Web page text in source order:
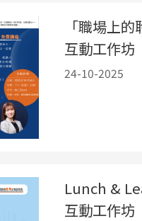
「職場上的
互動工作坊
24-10-2025
Lunch &
互動工作坊